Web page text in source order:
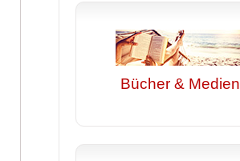
Bücher & Medien